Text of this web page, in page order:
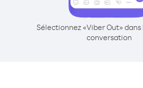
Sélectionnez «Viber Out»
conversation